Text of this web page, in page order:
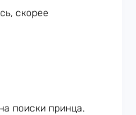
скорее
поиски принца.